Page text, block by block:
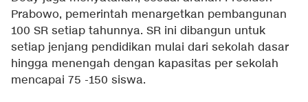
Prabowo, pemerintah menargetkan pembangunan
100 SR setiap tahunnya. SR ini dibangun untuk
setiap jenjang pendidikan mulai dari sekolah dasar
hingga menengah dengan kapasitas per sekolah
mencapai 75 -150 siswa.